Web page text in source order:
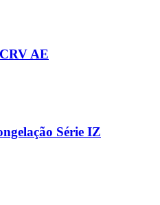
AE
Série IZ